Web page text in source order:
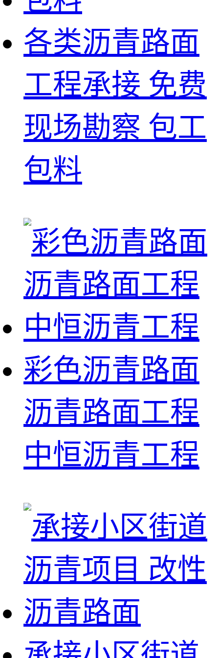
各类沥青路面
工程承接 免费
现场勘察 包工
包料
彩色沥青路面
沥青路面工程
中恒沥青工程